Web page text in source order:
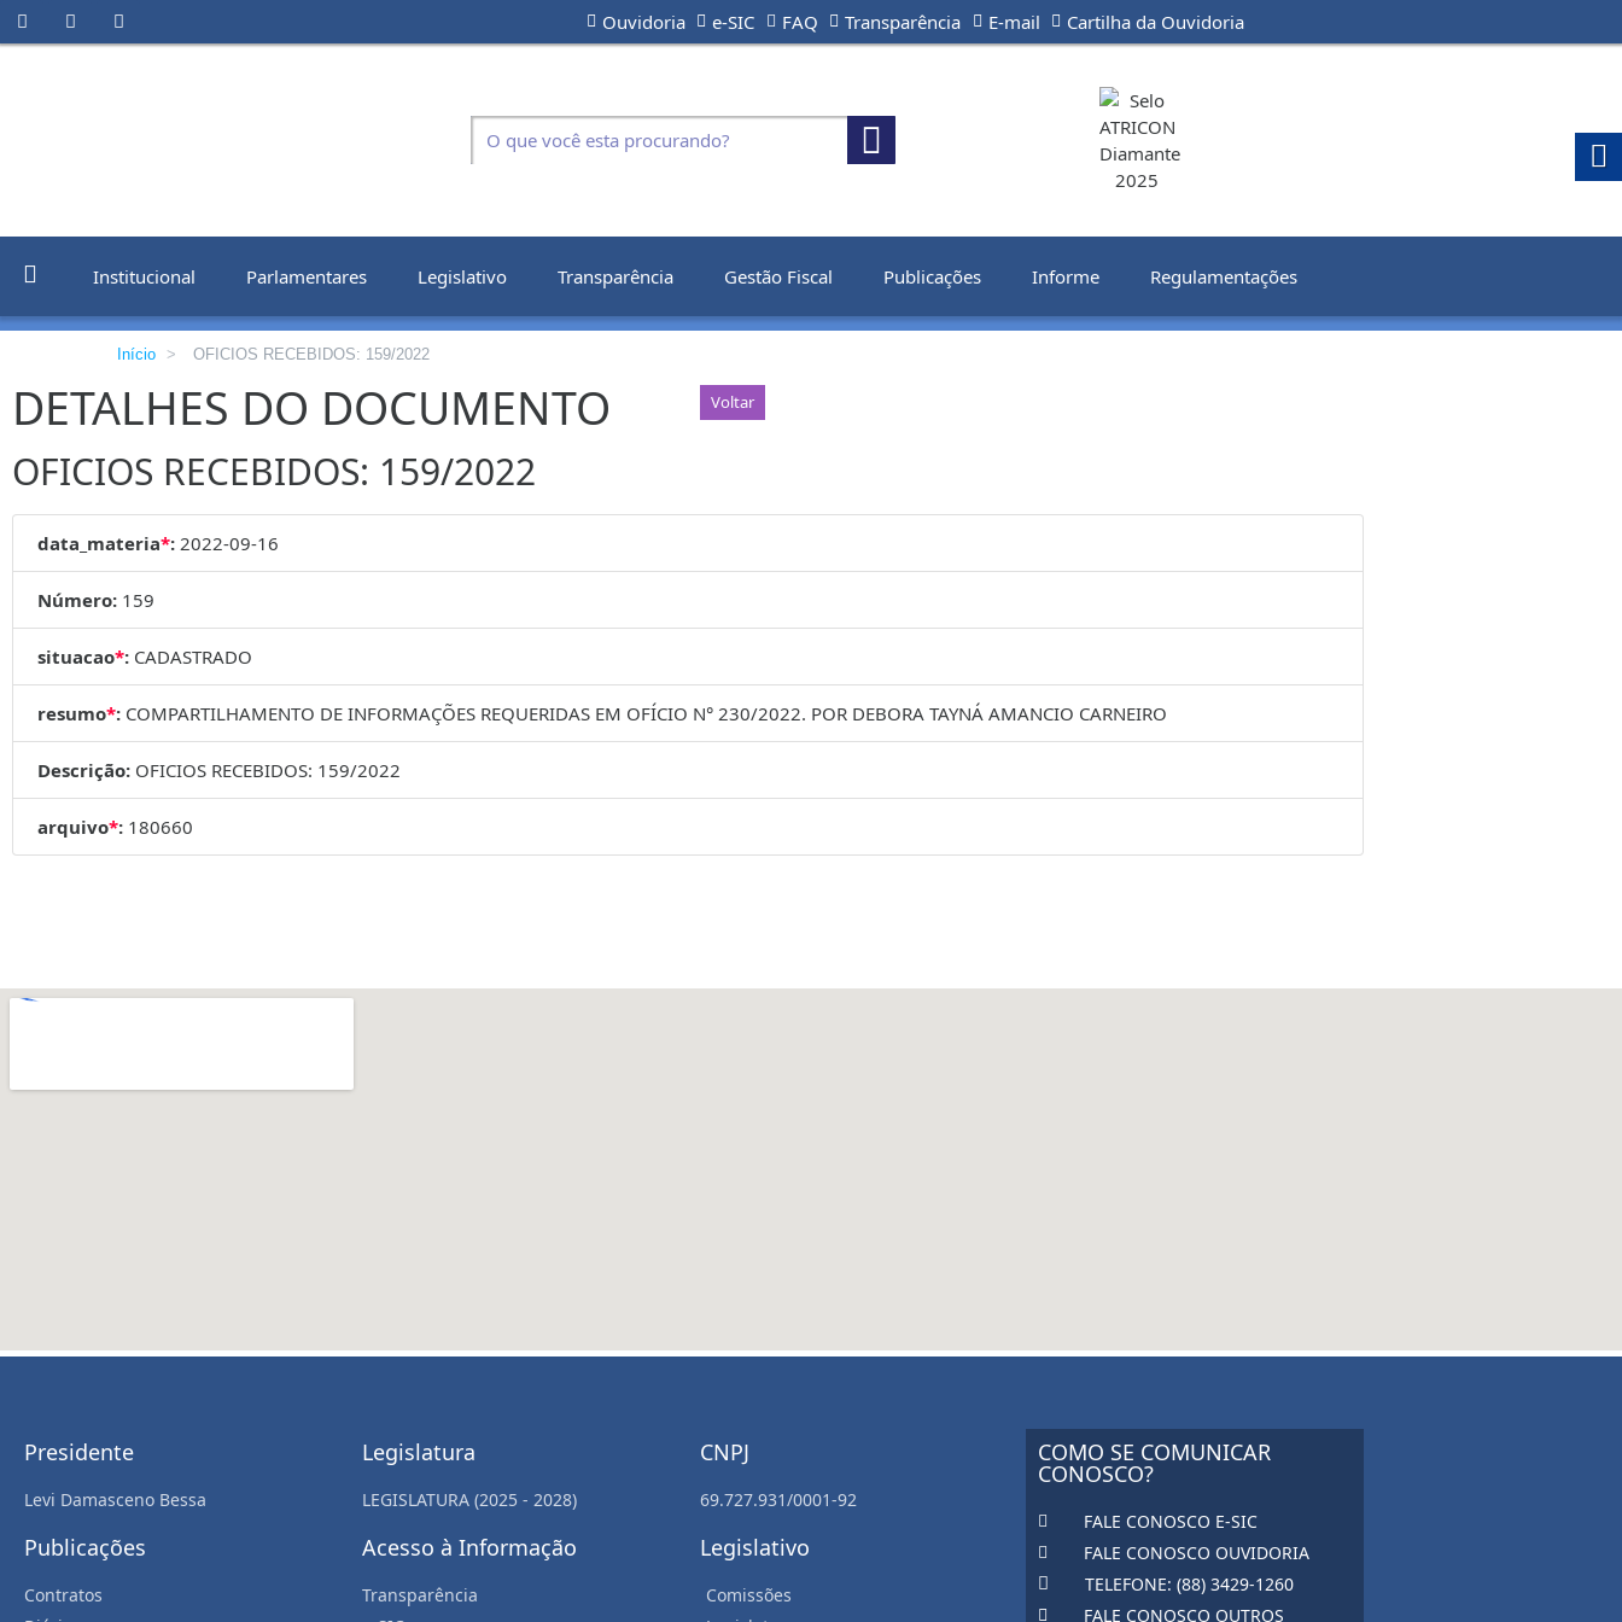
Ouvidoria e-SIC FAQ Transparência E-mail Cartilha da Ouvidoria
Institucional Parlamentares Legislativo Transparência Gestão Fiscal Publicações Informe Regulamentações
Início > OFICIOS RECEBIDOS: 159/2022
DETALHES DO DOCUMENTO Voltar
OFICIOS RECEBIDOS: 159/2022
data_materia*: 2022-09-16
Número: 159
situacao*: CADASTRADO
resumo*: COMPARTILHAMENTO DE INFORMAÇÕES REQUERIDAS EM OFÍCIO N° 230/2022. POR DEBORA TAYNÁ AMANCIO CARNEIRO
Descrição: OFICIOS RECEBIDOS: 159/2022
arquivo*: 180660
Presidente
Levi Damasceno Bessa
Publicações
Contratos
Legislatura
LEGISLATURA (2025 - 2028)
Acesso à Informação
Transparência
CNPJ
69.727.931/0001-92
Legislativo
Comissões
COMO SE COMUNICAR
CONOSCO?
FALE CONOSCO E-SIC
FALE CONOSCO OUVIDORIA
TELEFONE: (88) 3429-1260
FALE CONOSCO OUTROS